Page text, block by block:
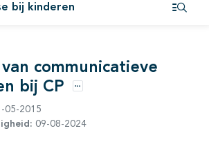
bij kinderen
communicatieve
bij CP
Opties
05-2015
09-08-2024